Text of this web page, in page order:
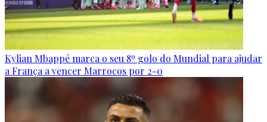
Kylian Mbappé marca o seu 8º golo do Mundial para ajudar
a França a vencer Marrocos por 2-0